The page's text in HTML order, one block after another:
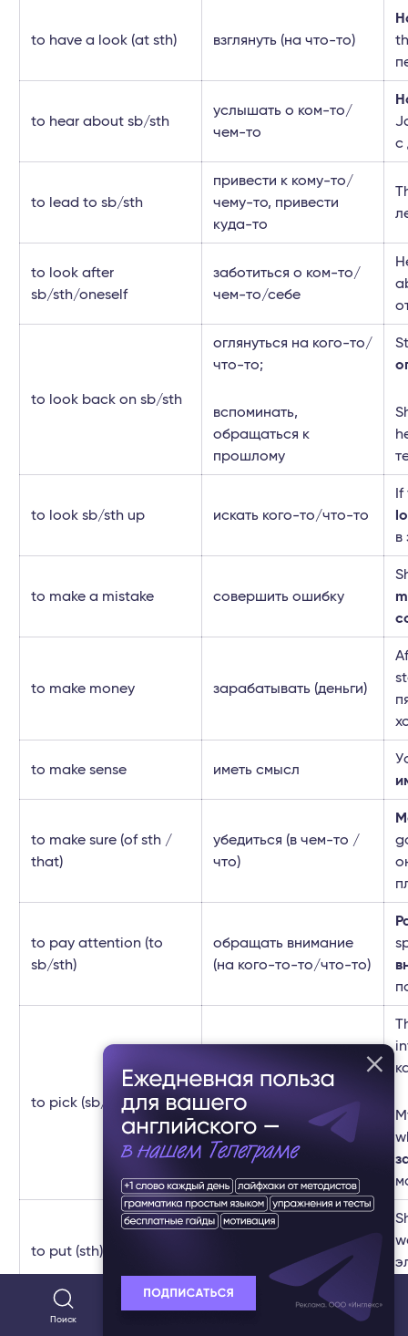
to have a look (at sth) взглянуть (на что-то)
to hear about sb/sth
услышать о ком-то/
чем-то
с
to lead to sb/sth
привести к кому-то/
чему-то, привести
куда-то
to look after
sb/sth/oneself
заботиться о ком-то/
чем-то/себе
to look back on sb/sth
оглянуться на кого-то/
что-то;
вспоминать,
обращаться к
прошлому
to look sb/sth up искать кого-то/что-то
в
to make a mistake совершить ошибку
to make money зарабатывать (деньги)
to make sense иметь смысл
to make sure (of sth /
that)
убедиться (в чем-то /
что)
to pay attention (to
sb/sth)
обращать внимание
(на кого-то-то/что-то)
to pick (sb/sth) up
что-то);
забрать (кого-то/что-
то)
to put (sth) on
Поиск Разделы